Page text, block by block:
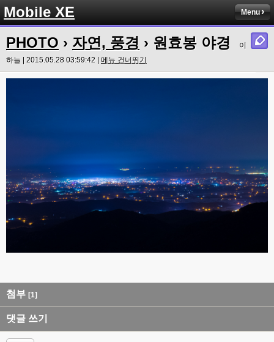
Mobile XE Menu
PHOTO › 자연, 풍경 › 원효봉 야경
이
하늘 | 2015.05.28 03:59:42 | 메뉴 건너뛰기
첨부 [1]
댓글 쓰기